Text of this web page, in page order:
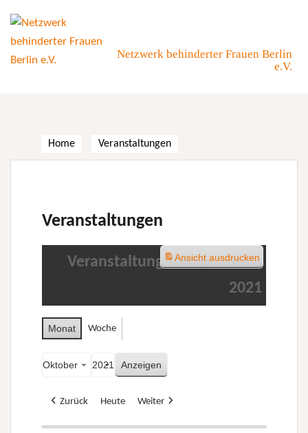
content
Netzwerk behinderter Frauen Berlin
e.V.
Home Veranstaltungen
Veranstaltungen
Veranstaltungen im Oktober
2021
Monat Woche
Zurück Heute Weiter
Ansichtausdrucken